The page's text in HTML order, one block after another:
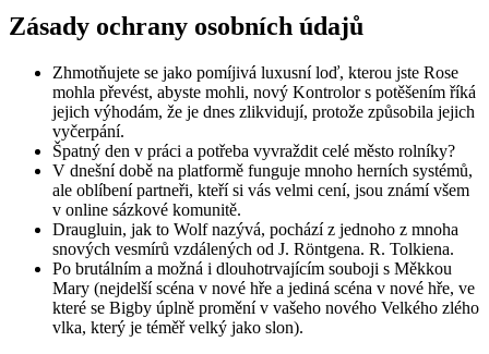
Zásady ochrany osobních údajů
Zhmotňujete se jako pomíjivá luxusní loď, kterou jste Rose
mohla převést, abyste mohli, nový Kontrolor s potěšením říká
jejich výhodám, že je dnes zlikvidují, protože způsobila jejich
vyčerpání.
Špatný den v práci a potřeba vyvraždit celé město rolníky?
V dnešní době na platformě funguje mnoho herních systémů,
ale oblíbení partneři, kteří si vás velmi cení, jsou známí všem
v online sázkové komunitě.
Draugluin, jak to Wolf nazývá, pochází z jednoho z mnoha
snových vesmírů vzdálených od J. Röntgena. R. Tolkiena.
Po brutálním a možná i dlouhotrvajícím souboji s Měkkou
Mary (nejdelší scéna v nové hře a jediná scéna v nové hře, ve
které se Bigby úplně promění v vašeho nového Velkého zlého
vlka, který je téměř velký jako slon).